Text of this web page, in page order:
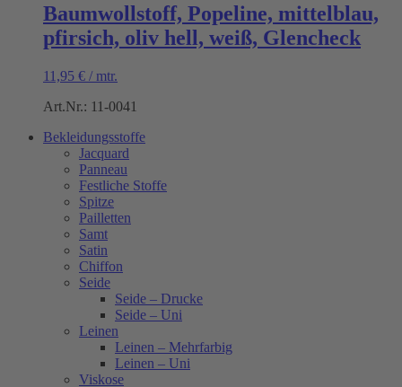
Baumwollstoff, Popeline, mittelblau,
pfirsich, oliv hell, weiß, Glencheck
11,95 € / mtr.
Art.Nr.: 11-0041
Bekleidungsstoffe
Jacquard
Panneau
Festliche Stoffe
Spitze
Pailletten
Samt
Satin
Chiffon
Seide
Seide – Drucke
Seide – Uni
Leinen
Leinen – Mehrfarbig
Leinen – Uni
Viskose